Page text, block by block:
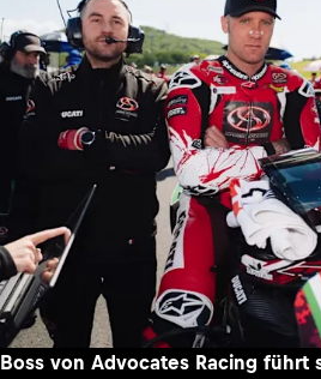
Boss von Advocates Racing führt